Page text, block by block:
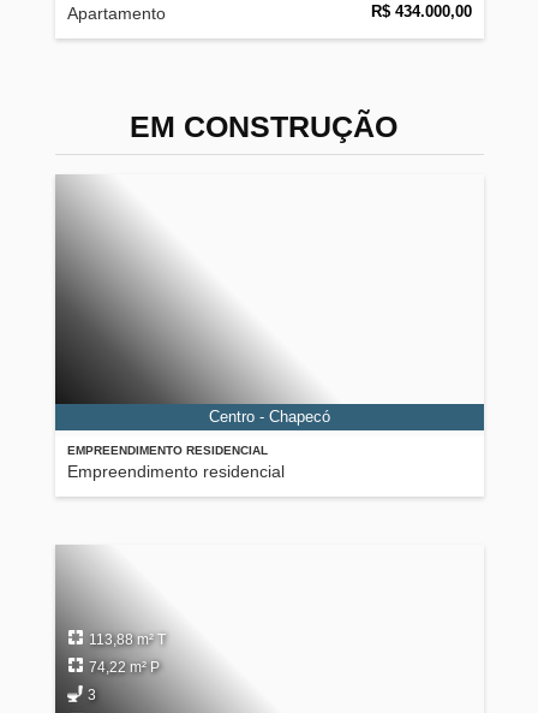
Apartamento R$ 434.000,00
EM CONSTRUÇÃO
EMPREENDIMENTO RESIDENCIAL
Empreendimento residencial
Centro - Chapecó
113,88 m² T
74,22 m² P
3